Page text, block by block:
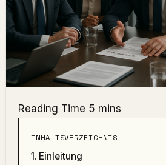
INHALTSVERZEICHNIS
Einleitung